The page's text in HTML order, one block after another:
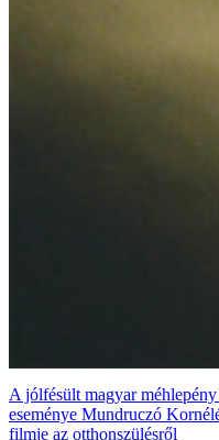
A jólfésült magyar
eseménye Mundruczó
filmje az otthonszülésről